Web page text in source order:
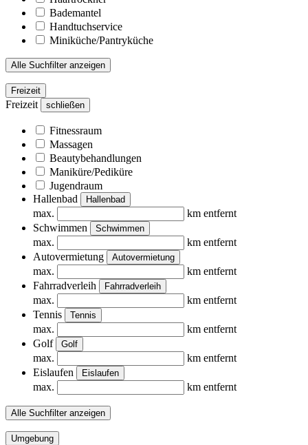
Bademantel
Handtuchservice
Miniküche/Pantryküche
Alle Suchfilter anzeigen
Freizeit
Freizeit schließen
Fitnessraum
Massagen
Beautybehandlungen
Maniküre/Pediküre
Jugendraum
Hallenbad
Hallenbad
max.
km entfernt
Schwimmen
Schwimmen
max.
km entfernt
Autovermietung
Autovermietung
max.
km entfernt
Fahrradverleih
Fahrradverleih
max.
km entfernt
Tennis
Tennis
max.
km entfernt
Golf
Golf
max.
km entfernt
Eislaufen
Eislaufen
max. km entfernt
Alle Suchfilter anzeigen
Umgebung